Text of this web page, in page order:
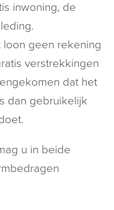
inwoning, de
loon geen rekening
verstrekkingen
dat het
dan gebruikelijk
u in beide